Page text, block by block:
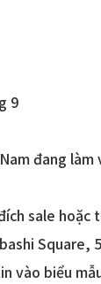
9
đang
sale hoặc
vào biểu